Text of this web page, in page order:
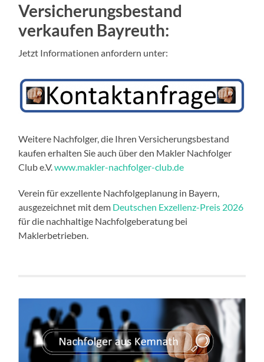
Versicherungsbestand
verkaufen Bayreuth:
Jetzt Informationen anfordern unter:
Weitere Nachfolger, die Ihren Versicherungsbestand
kaufen erhalten Sie auch über den Makler Nachfolger
Club e.V.www.makler-nachfolger-club.de
Verein für exzellente Nachfolgeplanung in Bayern,
ausgezeichnet mit dem Deutschen Exzellenz-Preis 2026
für die nachhaltige Nachfolgeberatung bei
Maklerbetrieben.